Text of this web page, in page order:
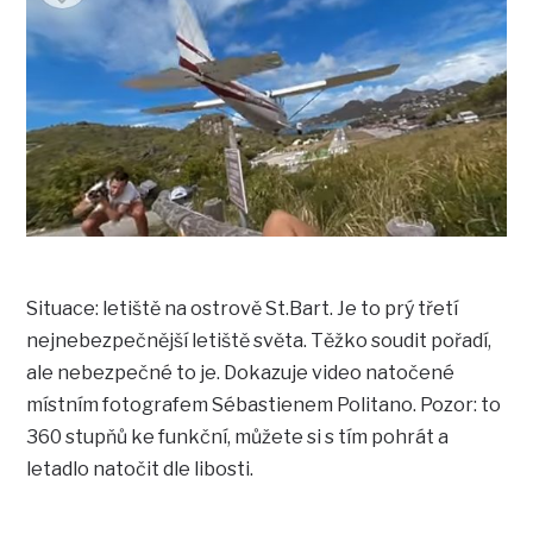
Situace: letiště na ostrově St.Bart. Je to prý třetí
nejnebezpečnější letiště světa. Těžko soudit pořadí,
ale nebezpečné to je. Dokazuje video natočené
místním fotografem Sébastienem Politano. Pozor: to
360 stupňů ke funkční, můžete si s tím pohrát a
letadlo natočit dle libosti.